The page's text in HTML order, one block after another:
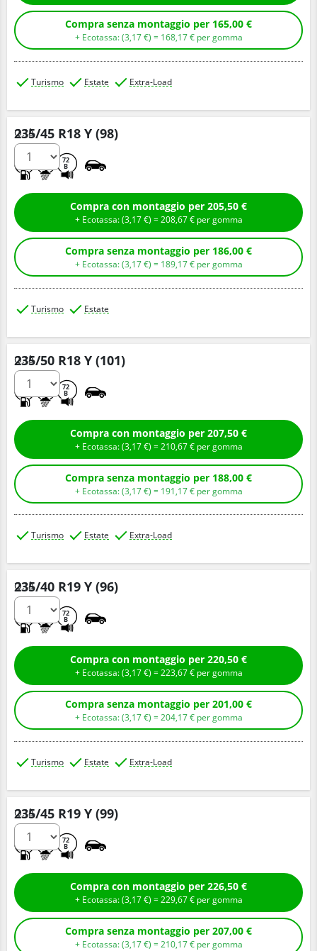
Compra senza montaggio per 165,00 €
+ Ecotassa: (3,17€ ) = 168,17€ per gomma
Turismo Estate Extra-Load
235/45 R18 Y (98)
72
B
Q.tà
Compra con montaggio per 205,50 €
+ Ecotassa: (3,17€ ) =208,67€ per gomma
Compra senza montaggio per 186,00 €
+ Ecotassa: (3,17€ ) = 189,17€ per gomma
Turismo Estate
235/50 R18 Y (101)
72
B
Q.tà
Compra con montaggio per 207,50 €
+ Ecotassa: (3,17€ ) =210,67€ per gomma
Compra senza montaggio per 188,00 €
+ Ecotassa: (3,17€ ) = 191,17€ per gomma
Turismo Estate Extra-Load
235/40 R19 Y (96)
72
B
Q.tà
Compra con montaggio per 220,50 €
+ Ecotassa: (3,17€ ) =223,67€ per gomma
Compra senza montaggio per 201,00 €
+ Ecotassa: (3,17€ ) =204,17€ per gomma
Turismo Estate Extra-Load
235/45 R19 Y (99)
72
B
Q.tà
Compra con montaggio per 226,50 €
+ Ecotassa: (3,17€ ) =229,67€ per gomma
Compra senza montaggio per 207,00 €
+ Ecotassa: (3,17€ ) =210,17€ per gomma